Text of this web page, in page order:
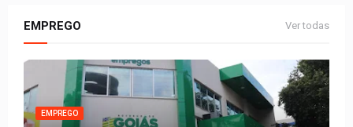
EMPREGO Ver todas
EMPREGO